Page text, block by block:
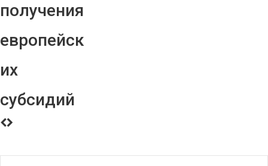
получения
европейск
их
субсидий